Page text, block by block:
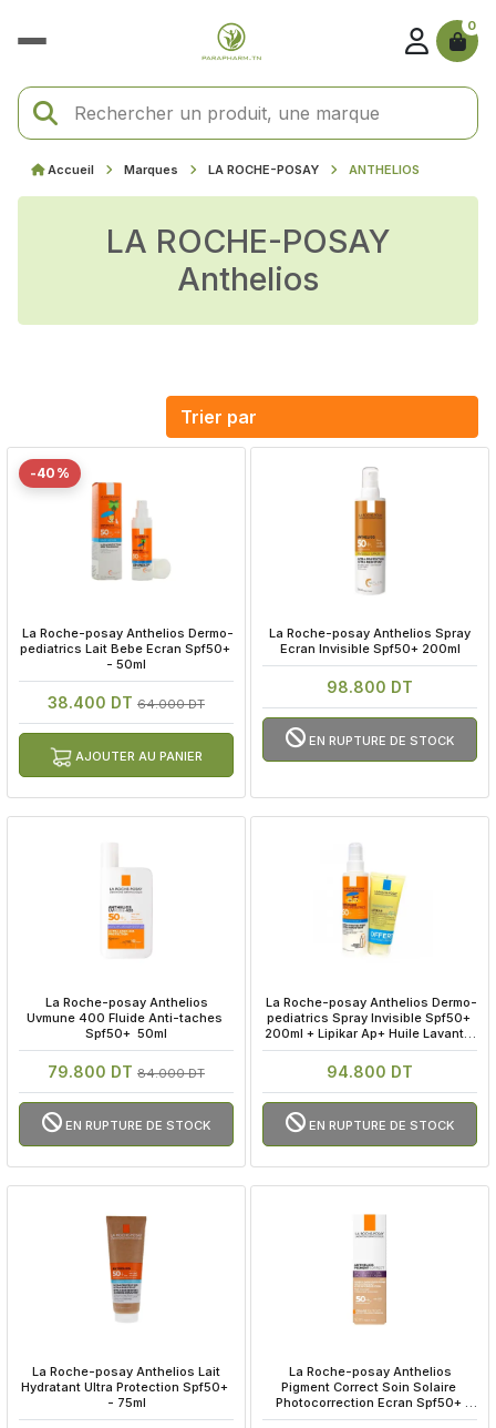
0
Accueil Marques LA ROCHE-POSAY ANTHELIOS
LA ROCHE-POSAY
Anthelios
-40%
La Roche-posay Anthelios Dermo-
pediatrics Lait Bebe Ecran Spf50+
- 50ml
38.400 DT 64.000 DT
AJOUTER AU PANIER
La Roche-posay Anthelios Spray
Ecran Invisible Spf50+ 200ml
98.800 DT
EN RUPTURE DE STOCK
La Roche-posay Anthelios
Uvmune 400 Fluide Anti-taches
Spf50+  50ml
79.800 DT 84.000 DT
EN RUPTURE DE STOCK
La Roche-posay Anthelios Dermo-
pediatrics Spray Invisible Spf50+
200ml + Lipikar Ap+ Huile Lavante
100ml Offerte
94.800 DT
EN RUPTURE DE STOCK
La Roche-posay Anthelios Lait
Hydratant Ultra Protection Spf50+
- 75ml
La Roche-posay Anthelios
Pigment Correct Soin Solaire
Photocorrection Ecran Spf50+
50ml